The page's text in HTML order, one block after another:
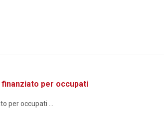
finanziato per occupati
per occupati ...